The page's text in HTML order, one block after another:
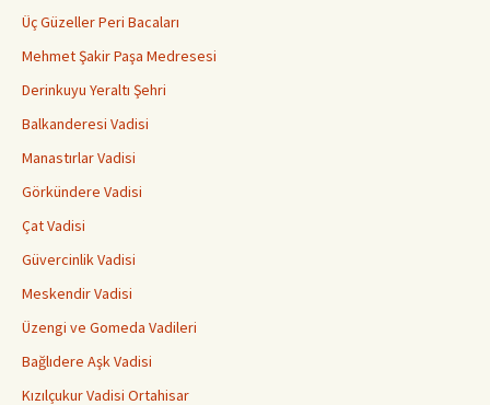
Üç Güzeller Peri Bacaları
Mehmet Şakir Paşa Medresesi
Derinkuyu Yeraltı Şehri
Balkanderesi Vadisi
Manastırlar Vadisi
Görkündere Vadisi
Çat Vadisi
Güvercinlik Vadisi
Meskendir Vadisi
Üzengi ve Gomeda Vadileri
Bağlıdere Aşk Vadisi
Kızılçukur Vadisi Ortahisar